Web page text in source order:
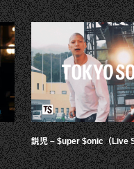
鋭児 – $uper $onic（Live